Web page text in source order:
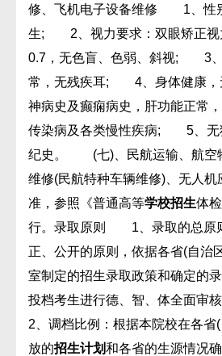
修、飞机电子设备维修 1、性
生; 2、视力要求：双眼矫正视
0.7，无色盲、色弱、斜视; 3、
常，无残疾耳; 4、身体健康，
神病史及癫痫病史，肝功能正常，
传染病及各类慢性疾病; 5、无
纪史。 (七)、民航运输、航空
维修(民航特种车辆维修)、无人机
准，参照《普通高等学校招生体
行。录取原则 1、录取的总原
正、公开的原则，依据各省(自治
室制定的招生录取政策和确定的
投档考生进行德、智、体全面
2、调档比例：根据本院校在各省
放的招生计划和各省的生源情况